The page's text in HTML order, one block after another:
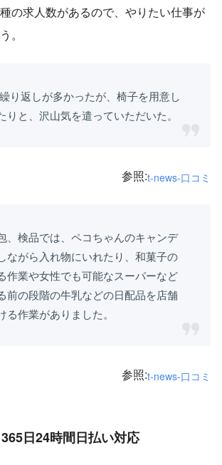
の求人数があるので、やりたい仕事が
。
り返しが多かったが、椅子を用意し
りと、沢山気を遣っていただいた。
参照:t-news-口コミ
、検品では、ペコちゃんのキャンデ
ながら入れ物にいれたり、和菓子の
作業や女性でも可能なスーパーなど
前の段階の牛乳などの日配品を店舗
る作業がありました。
参照:t-news-口コミ
365日24時間日払い対応